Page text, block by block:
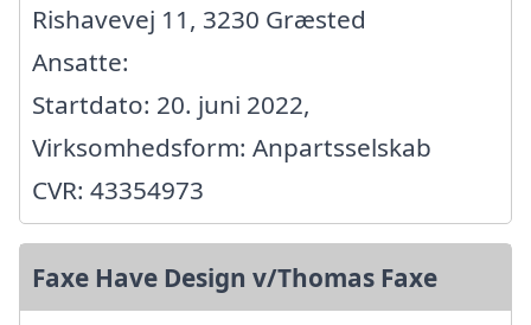
Rishavevej 11, 3230 Græsted
Ansatte:
Startdato: 20. juni 2022,
Virksomhedsform: Anpartsselskab
CVR: 43354973
Faxe Have Design v/Thomas Faxe